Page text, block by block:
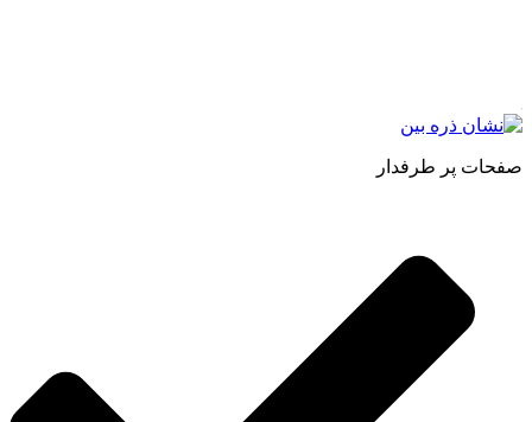
صفحات پر طرفدار